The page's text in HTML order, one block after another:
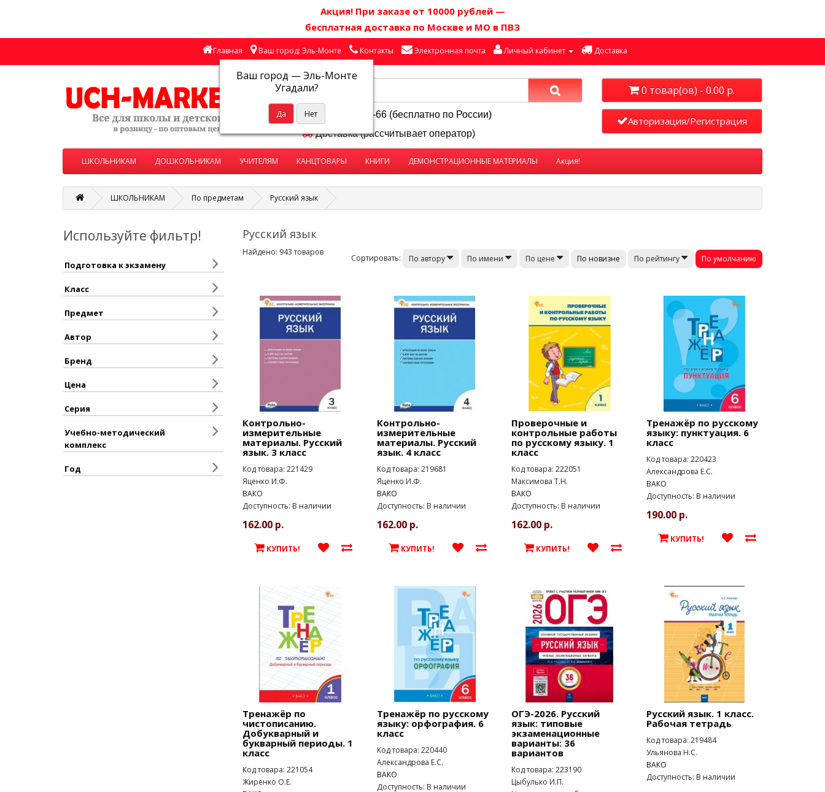
Акция! При заказе от 10000 рублей —
бесплатная доставка по Москве и МО в ПВЗ
Главная Ваш город: Эль-Монте
Ваш город —Эль-Монте
Угадали?
Контакты Электронная почта Личный кабинет Доставка
0 товар(ов) - 0.00 р.
8-800-250-58-66 (бесплатно по России)
Доставка (рассчитывает оператор)
Авторизация/Регистрация
ШКОЛЬНИКАМ ДОШКОЛЬНИКАМ УЧИТЕЛЯМ КАНЦТОВАРЫ КНИГИ ДЕМОНСТРАЦИОННЫЕ МАТЕРИАЛЫ Акция!
ШКОЛЬНИКАМ По предметам Русский язык
Используйте фильтр!
Подготовка к экзамену
Класс
Предмет
Автор
Бренд
Цена
Серия
Учебно-методический
комплекс
Год
Русский язык
Найдено: 943 товаров
Сортировать: По автору По имени По цене По новизне По рейтингу По умолчанию
Контрольно-
измерительные
материалы. Русский
язык. 3 класс
Код товара: 221429
Яценко И.Ф.
ВАКО
Доступность: В наличии
162.00 р.
КУПИТЬ!
Контрольно-
измерительные
материалы. Русский
язык. 4 класс
Код товара: 219681
Яценко И.Ф.
ВАКО
Доступность: В наличии
162.00 р.
КУПИТЬ!
Проверочные и
контрольные работы
по русскому языку. 1
класс
Код товара: 222051
Максимова Т.Н.
ВАКО
Доступность: В наличии
162.00 р.
КУПИТЬ!
Тренажёр по русскому
языку: пунктуация. 6
класс
Код товара: 220423
Александрова Е.С.
ВАКО
Доступность: В наличии
190.00 р.
КУПИТЬ!
Тренажёр по
чистописанию.
Добукварный и
букварный периоды. 1
класс
Код товара: 221054
Жиренко О.Е.
Тренажёр по русскому
языку: орфография. 6
класс
Код товара: 220440
Александрова Е.С.
ВАКО
Доступность: В наличии
ОГЭ-2026. Русский
язык: типовые
экзаменационные
варианты: 36
вариантов
Код товара: 223190
Цыбулько И.П.
Русский язык. 1 класс.
Рабочая тетрадь
Код товара: 219484
Ульянова Н.С.
ВАКО
Доступность: В наличии